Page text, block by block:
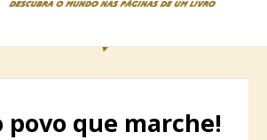
povo que marche!